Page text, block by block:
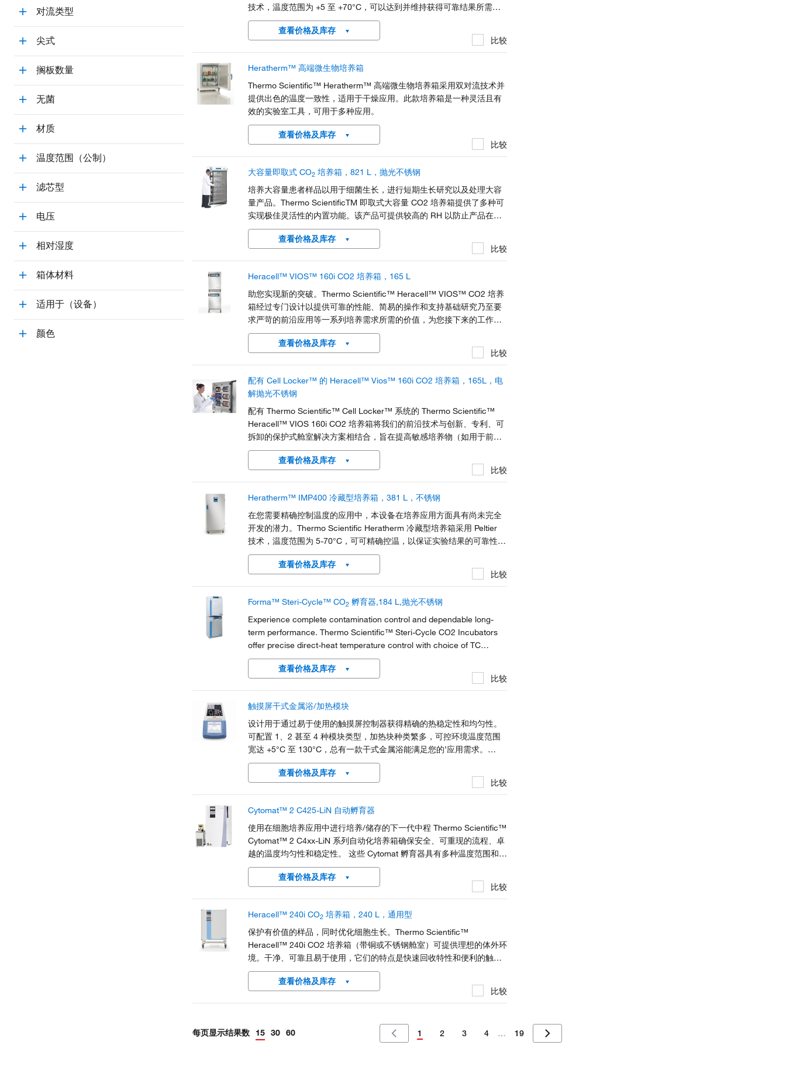
对流类型
尖式
搁板数量
无菌
材质
温度范围（公制）
滤芯型
电压
相对湿度
箱体材料
适用于（设备）
颜色
技术，温度范围为 +5 至 +70°C，可以达到并维持获得可靠结果所需的
精确环境温度。无危险制冷剂，与常规产品相比，这些设备能耗更低，
使其成为节能实验室的理想选择。
查看价格及库存
比较
Heratherm™ 高端微生物培养箱
Thermo Scientific™ Heratherm™ 高端微生物培养箱采用双对流技术并
提供出色的温度一致性，适用于干燥应用。此款培养箱是一种灵活且有
效的实验室工具，可用于多种应用。
查看价格及库存
比较
大容量即取式 CO2 培养箱，821 L，抛光不锈钢
培养大容量患者样品以用于细菌生长，进行短期生长研究以及处理大容
量产品。Thermo ScientificTM 即取式大容量 CO2 培养箱提供了多种可
实现极佳灵活性的内置功能。该产品可提供较高的 RH 以防止产品在中
期培养中变干，并且即使在培养箱中安装其他设备（细胞滚轮、摇摆
器、振荡器、旋转器、搅拌器）时也可维持温度的均一性。
查看价格及库存
比较
Heracell™ VIOS™ 160i CO2 培养箱，165 L
助您实现新的突破。Thermo Scientific™ Heracell™ VIOS™ CO2 培养
箱经过专门设计以提供可靠的性能、简易的操作和支持基础研究乃至要
求严苛的前沿应用等一系列培养需求所需的价值，为您接下来的工作做
好准备。优化细胞生长的更佳方案。我们的 CO2 培养箱配有耐腐蚀的不
锈钢或纯铜内胆舱室，可提供理想的体外环境。
查看价格及库存
比较
配有 Cell Locker™ 的 Heracell™ Vios™ 160i CO2 培养箱，165L，电
解抛光不锈钢
配有 Thermo Scientific™ Cell Locker™ 系统的 Thermo Scientific™
Heracell™ VIOS 160i CO2 培养箱将我们的前沿技术与创新、专利、可
拆卸的保护式舱室解决方案相结合，旨在提高敏感培养物（如用于前沿
应用的干细胞和原代细胞）的培养效率和安全性。
查看价格及库存
比较
Heratherm™ IMP400 冷藏型培养箱，381 L，不锈钢
在您需要精确控制温度的应用中，本设备在培养应用方面具有尚未完全
开发的潜力。Thermo Scientific Heratherm 冷藏型培养箱采用 Peltier
技术，温度范围为 5-70°C，可可精确控温，以保证实验结果的可靠性。
无危险制冷剂，与常规产品相比，该系列设备能耗更低，使其成为节能
实验室的理想选择
查看价格及库存
比较
Forma™ Steri-Cycle™ CO2 孵育器,184 L,抛光不锈钢
Experience complete contamination control and dependable long-
term performance. Thermo Scientific™ Steri-Cycle CO2 Incubators
offer precise direct-heat temperature control with choice of TC
(thermal conductivity) or IR (infrared) sensor and convenient high-
temperature decontamination cycle.
查看价格及库存
比较
触摸屏干式金属浴/加热模块
设计用于通过易于使用的触摸屏控制器获得精确的热稳定性和均匀性。
可配置 1、2 甚至 4 种模块类型，加热块种类繁多，可控环境温度范围
宽达 +5°C 至 130°C，总有一款干式金属浴能满足您的’应用需求。
Thermo Scientific™ 触摸屏干式金属浴/加热器模块带有多种高级功能，
比如定时器、可编程功能（可存储多达 10 个程序，每个程序 5 个步
骤），另外提供可选配的外置温度传感器，以便通过实时样品温度读数
查看价格及库存
比较
Cytomat™ 2 C425-LiN 自动孵育器
使用在细胞培养应用中进行培养/储存的下一代中程 Thermo Scientific™
Cytomat™ 2 C4xx-LiN 系列自动化培养箱确保安全、可重现的流程、卓
越的温度均匀性和稳定性。 这些 Cytomat 孵育器具有多种温度范围和门
位置，以便将工作移交给实验室自动化设备。该设备可实现无缝集成，
平均取板时间为 12 秒。 Cytomat 2 C4xx-LiN 系列具有全自动热净化功
查看价格及库存
比较
Heracell™ 240i CO2 培养箱，240 L，通用型
保护有价值的样品，同时优化细胞生长。Thermo Scientific™
Heracell™ 240i CO2 培养箱（带铜或不锈钢舱室）可提供理想的体外环
境。干净、可靠且易于使用，它们的特点是快速回收特性和便利的触摸
屏用户界面。
查看价格及库存
比较
每页显示结果数 15 30 60 1 2 3 4 … 19